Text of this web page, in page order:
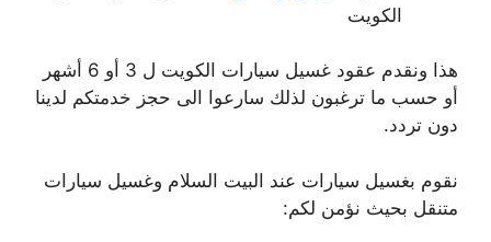
الكويت
هذا ونقدم عقود غسيل سيارات الكويت ل 3 أو 6 أشهر
أو حسب ما ترغبون لذلك سارعوا الى حجز خدمتكم لدينا
دون تردد.
نقوم بغسيل سيارات عند البيت السلام وغسيل سيارات
متنقل بحيث نؤمن لكم: